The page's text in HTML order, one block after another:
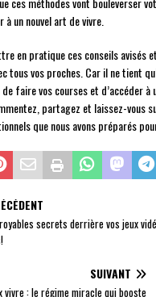
un nouvel art de vivre.
en pratique ces conseils avisés
tous vos proches. Car il ne tient
faire vos courses et d’accéder à
partagez et laissez-vous
que nous avons préparés
secrets derrière vos jeux
SUIVANT
vivre : le régime miracle qui booste